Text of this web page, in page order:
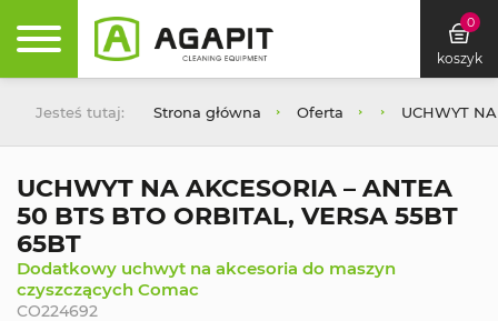
0
koszyk
Jesteś tutaj: Strona główna Oferta UCHWYT
UCHWYT NA AKCESORIA – ANTEA
50 BTS BTO ORBITAL, VERSA 55BT
65BT
Dodatkowy uchwyt na akcesoria do maszyn
czyszczących Comac
CO224692